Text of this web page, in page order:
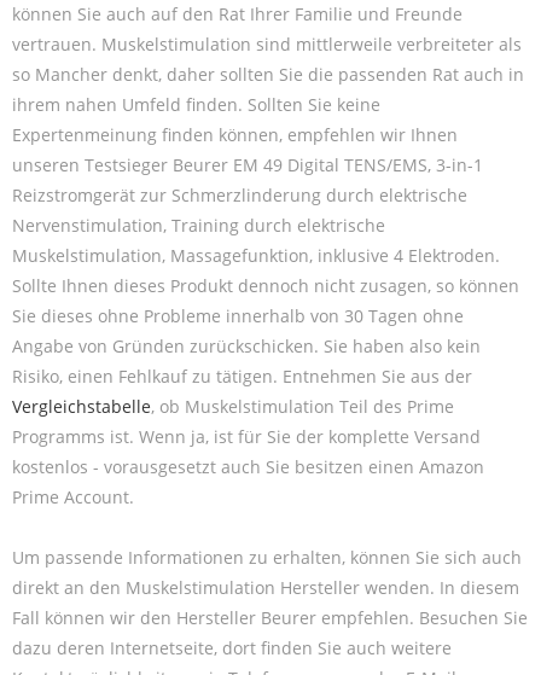
können Sie auch auf den Rat Ihrer Familie und Freunde
vertrauen. Muskelstimulation sind mittlerweile verbreiteter als
so Mancher denkt, daher sollten Sie die passenden Rat auch in
ihrem nahen Umfeld finden. Sollten Sie keine
Expertenmeinung finden können, empfehlen wir Ihnen
unseren Testsieger Beurer EM 49 Digital TENS/EMS, 3-in-1
Reizstromgerät zur Schmerzlinderung durch elektrische
Nervenstimulation, Training durch elektrische
Muskelstimulation, Massagefunktion, inklusive 4 Elektroden.
Sollte Ihnen dieses Produkt dennoch nicht zusagen, so können
Sie dieses ohne Probleme innerhalb von 30 Tagen ohne
Angabe von Gründen zurückschicken. Sie haben also kein
Risiko, einen Fehlkauf zu tätigen. Entnehmen Sie aus der
Vergleichstabelle, ob Muskelstimulation Teil des Prime
Programms ist. Wenn ja, ist für Sie der komplette Versand
kostenlos - vorausgesetzt auch Sie besitzen einen Amazon
Prime Account.
Um passende Informationen zu erhalten, können Sie sich auch
direkt an den Muskelstimulation Hersteller wenden. In diesem
Fall können wir den Hersteller Beurer empfehlen. Besuchen Sie
dazu deren Internetseite, dort finden Sie auch weitere